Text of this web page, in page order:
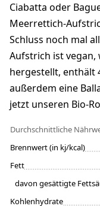
Ciabatta oder
Meerrettich-
Schluss noch mal
Aufstrich ist vegan,
hergestellt, enthält
außerdem eine
jetzt unseren Bio-
Durchschnittliche
Brennwert (in kj/kcal)
Fett
davon gesättigte
Kohlenhydrate